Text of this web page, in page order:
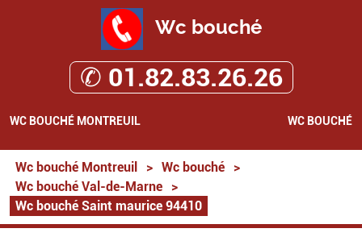
Wc bouché
✆ 01.82.83.26.26
WC BOUCHÉ MONTREUIL WC BOUCHÉ
Wc bouché Montreuil > Wc bouché
>
Wc bouché Val-de-Marne
>
Wc bouché Saint maurice 94410